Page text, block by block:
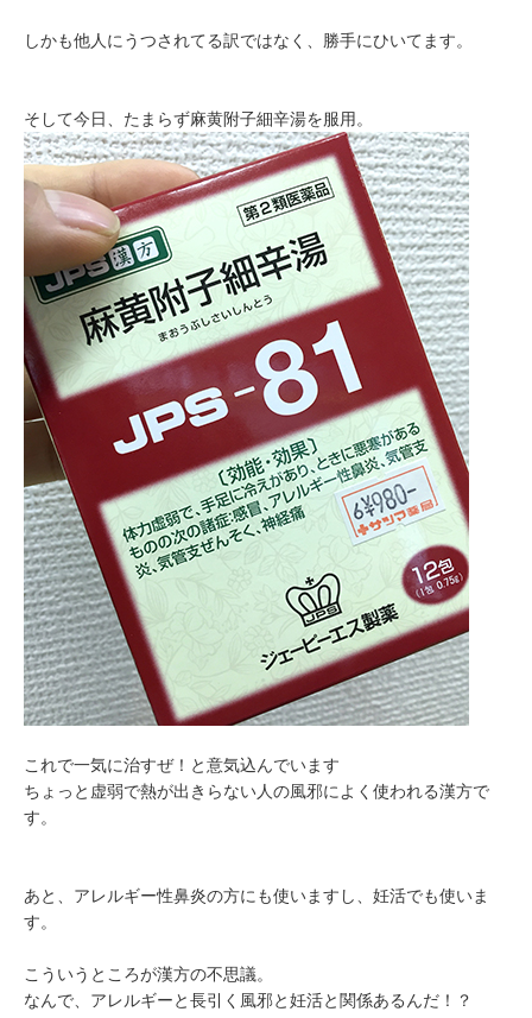
しかも他人にうつされてる訳ではなく、勝手にひいてます。
そして今日、たまらず麻黄附子細辛湯を服用。
これで一気に治すぜ！と意気込んでいます
ちょっと虚弱で熱が出きらない人の風邪によく使われる漢方で
す。
あと、アレルギー性鼻炎の方にも使いますし、妊活でも使いま
す。
こういうところが漢方の不思議。
なんで、アレルギーと長引く風邪と妊活と関係あるんだ！？